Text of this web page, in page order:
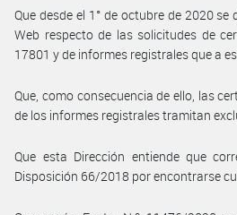
Que desde el 1° de octubre de 2020
Web respecto de las solicitudes de
17801 y de informes registrales que a
Que, como consecuencia de ello, las
de los informes registrales tramitan
Que esta Dirección entiende que
Disposición 66/2018 por encontrarse